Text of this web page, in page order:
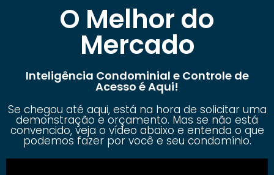
O Melhor do
Mercado
Inteligência Condominial e Controle de
Acesso é Aqui!
Se chegou até aqui, está na hora de solicitar uma
demonstração e orçamento. Mas se não está
convencido, veja o vídeo abaixo e entenda o que
podemos fazer por você e seu condomínio.